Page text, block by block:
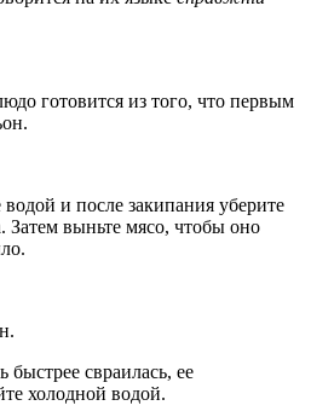
готовится из того, что первым
и после закипания уберите
Затем выньте мясо, чтобы оно
свраилась, ее
холодной водой.